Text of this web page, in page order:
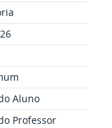
Aluno
Professor